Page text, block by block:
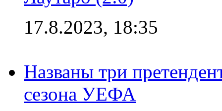
17.8.2023, 18:35
Названы три
сезона УЕФА